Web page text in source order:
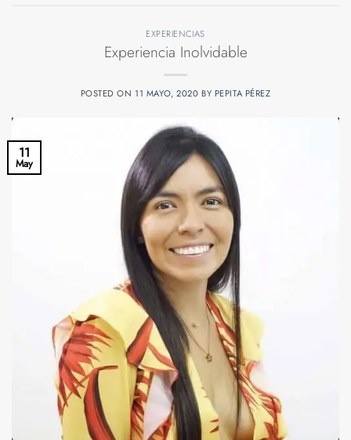
EXPERIENCIAS
Experiencia Inolvidable
POSTED ON 11 MAYO, 2020 BY PEPITA PÉREZ
11
May